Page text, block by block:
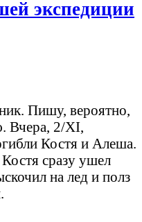
экспедиции
Пишу, вероятно,
Вчера, 2/XI,
Костя и Алеша.
сразу ушел
на лед и полз